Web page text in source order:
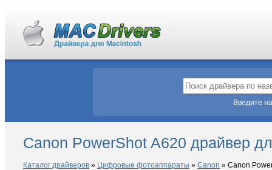
Введите
Canon PowerShot A620 драйвер
Каталог драйверов » Цифровые фотоаппараты » Canon » Canon